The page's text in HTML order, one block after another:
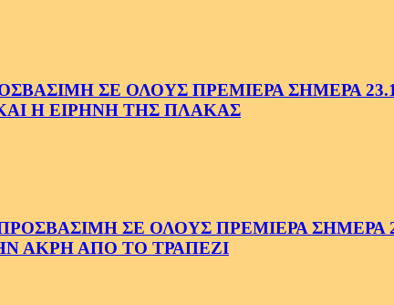
ΣΕ ΟΛΟΥΣ ΠΡΕΜΙΕΡΑ ΣΗΜΕΡΑ
Η ΕΙΡΗΝΗ ΤΗΣ ΠΛΑΚΑΣ
ΣΕ ΟΛΟΥΣ ΠΡΕΜΙΕΡΑ ΣΗΜΕΡΑ
ΑΚΡΗ ΑΠΟ ΤΟ ΤΡΑΠΕΖΙ